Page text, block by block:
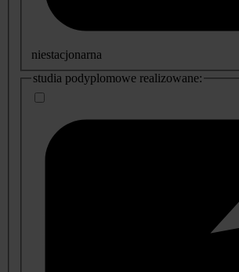
niestacjonarna
studia podyplomowe realizowane: